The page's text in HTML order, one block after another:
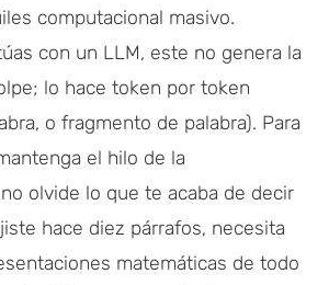
computacional masivo.
con un LLM, este no genera la
lo hace token por token
o fragmento de palabra). Para
el hilo de la
olvide lo que te acaba de decir
hace diez párrafos, necesita
matemáticas de todo